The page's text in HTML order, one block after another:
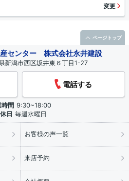
変更
センター 株式会社永井建設
新潟市西区坂井東６丁目1-27
電話する
時間 9:30~18:00
日 毎週水曜日
お客様の声一覧
来店予約
ページトップ